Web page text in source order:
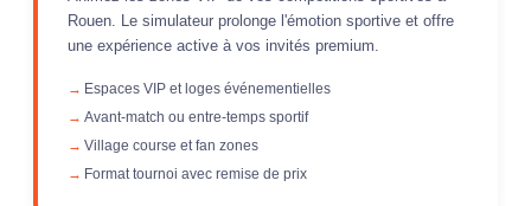
Rouen. Le simulateur prolonge l'émotion sportive et offre
une expérience active à vos invités premium.
Espaces VIP et loges événementielles
Avant-match ou entre-temps sportif
Village course et fan zones
Format tournoi avec remise de prix